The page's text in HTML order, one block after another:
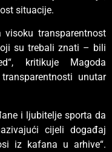
situacije.
transparentnost
su trebali znati – bili
kritikuje Magoda
unutar
i ljubitelje sporta da
cijeli događaj
iz kafana u arhive“.